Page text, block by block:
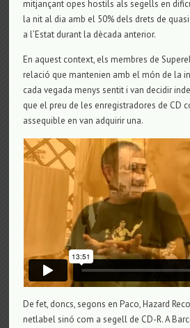
mitjançant opes hostils als segells en
la nit al dia amb el 50% dels drets de
a l’Estat durant la dècada anterior.
En aquest context, els membres de
relació que mantenien amb el món de la
cada vegada menys sentit i van decidir
que el preu de les enregistradores de CD
assequible en van adquirir una.
De fet, doncs, segons en Paco, Hazard
netlabel sinó com a segell de CD-R. A